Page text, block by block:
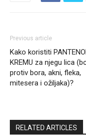
Previous article
Kako koristiti
KREMU za njegu lica
protiv bora, akni, fleka,
mitesera i ožiljaka)?
RELATED ARTICLES